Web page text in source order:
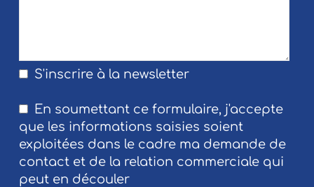
S'inscrire à la newsletter
En soumettant ce formulaire, j'accepte
que les informations saisies soient
exploitées dans le cadre ma demande de
contact et de la relation commerciale qui
peut en découler